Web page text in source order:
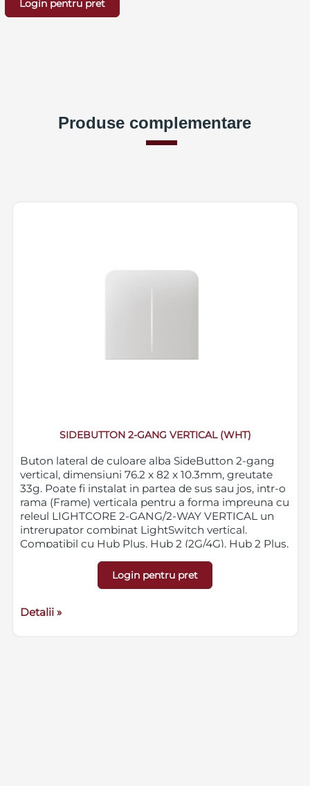
Login pentru pret
Produse complementare
SIDEBUTTON 2-GANG VERTICAL (WHT)
Buton lateral de culoare alba SideButton 2-gang
vertical, dimensiuni 76.2 x 82 x 10.3mm, greutate
33g. Poate fi instalat in partea de sus sau jos, intr-o
rama (Frame) verticala pentru a forma impreuna cu
releul LIGHTCORE 2-GANG/2-WAY VERTICAL un
intrerupator combinat LightSwitch vertical.
Compatibil cu Hub Plus, Hub 2 (2G/4G), Hub 2 Plus,
Login pentru pret
Detalii »